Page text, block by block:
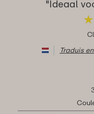
"Ideaal
★
★
Traduis